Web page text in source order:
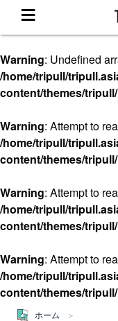
ホーム
Theme
テーマから探す
TRIPULLブロ
About
私たちについて
Warning: Undefined
/home/tripull/
content/themes/
Warning: Attempt to
/home/tripull/
content/themes/
Warning: Attempt to
/home/tripull/
content/themes/
Warning: Attempt to
/home/tripull/
content/themes/
ホーム